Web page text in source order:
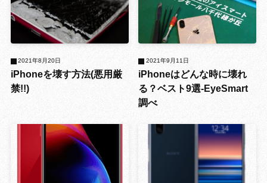
iPhoneを壊す方法(悪用厳
禁!!)
2021年8月20日
iPhoneはどんな時に壊れ
る？ベスト9選-EyeSmart
調べ
2021年9月11日